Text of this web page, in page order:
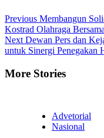
Continue
Reading
Previous Membangun
Kostrad Olahraga
Next Dewan Pers dan
untuk Sinergi Penegakan
More Stories
Advetorial
Nasional